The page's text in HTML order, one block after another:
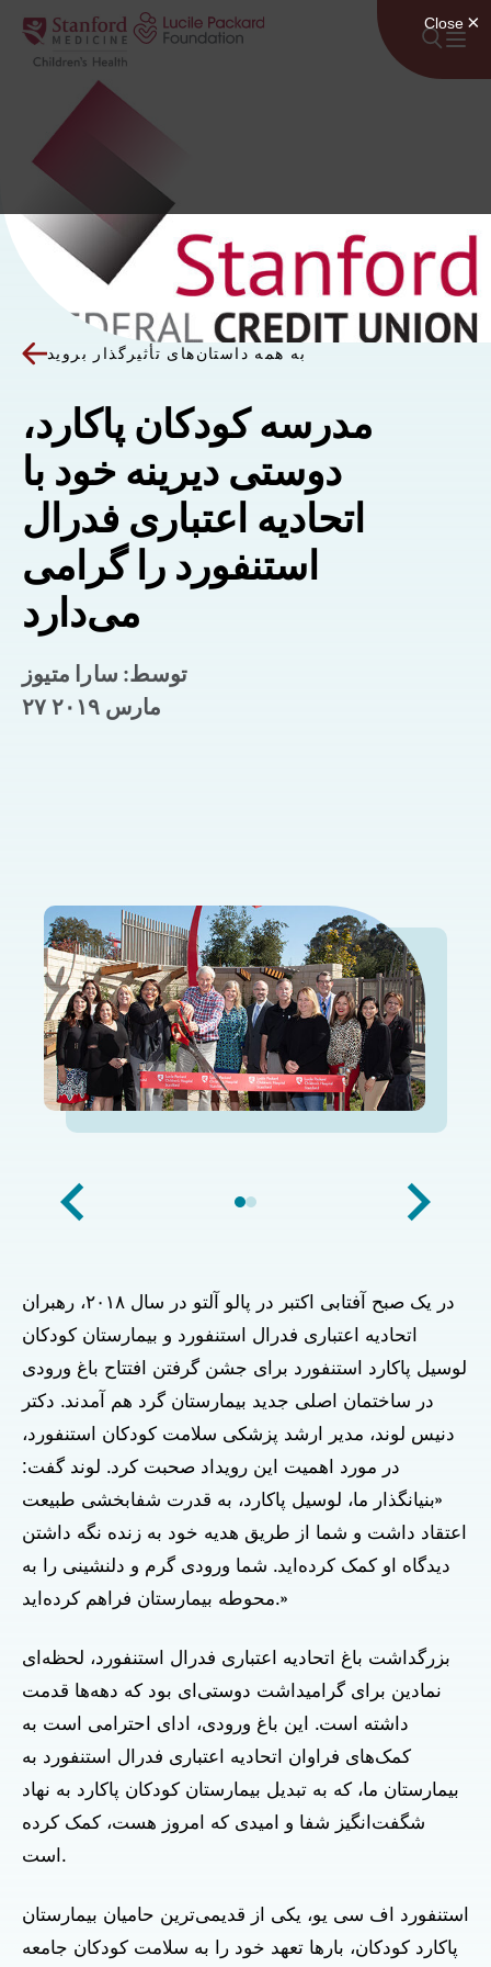
پرش به محتوا
به همه داستان‌های تأثیرگذار بروید
مدرسه کودکان پاکارد،
دوستی دیرینه خود با
اتحادیه اعتباری فدرال
استنفورد را گرامی
می‌دارد
توسط: سارا متیوز
۲۷ مارس ۲۰۱۹
در یک صبح آفتابی اکتبر در پالو آلتو در سال ۲۰۱۸، رهبران
اتحادیه اعتباری فدرال استنفورد و بیمارستان کودکان
لوسیل پاکارد استنفورد برای جشن گرفتن افتتاح باغ ورودی
در ساختمان اصلی جدید بیمارستان گرد هم آمدند. دکتر
دنیس لوند، مدیر ارشد پزشکی سلامت کودکان استنفورد،
در مورد اهمیت این رویداد صحبت کرد. لوند گفت:
«بنیانگذار ما، لوسیل پاکارد، به قدرت شفابخشی طبیعت
اعتقاد داشت و شما از طریق هدیه خود به زنده نگه داشتن
دیدگاه او کمک کرده‌اید. شما ورودی گرم و دلنشینی را به
محوطه بیمارستان فراهم کرده‌اید.»
بزرگداشت باغ اتحادیه اعتباری فدرال استنفورد، لحظه‌ای
نمادین برای گرامیداشت دوستی‌ای بود که دهه‌ها قدمت
داشته است. این باغ ورودی، ادای احترامی است به
کمک‌های فراوان اتحادیه اعتباری فدرال استنفورد به
بیمارستان ما، که به تبدیل بیمارستان کودکان پاکارد به نهاد
شگفت‌انگیز شفا و امیدی که امروز هست، کمک کرده
است.
استنفورد اف سی یو، یکی از قدیمی‌ترین حامیان بیمارستان
پاکارد کودکان، بارها تعهد خود را به سلامت کودکان جامعه